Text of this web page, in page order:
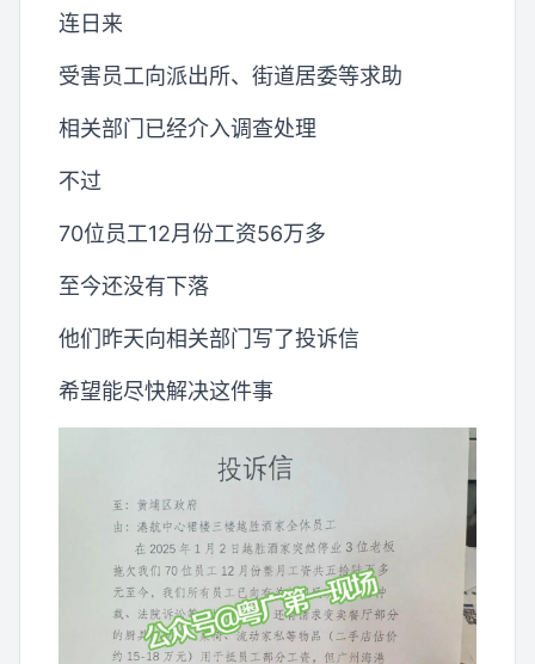
连日来
受害员工向派出所、街道居委等求助
相关部门已经介入调查处理
不过
70位员工12月份工资56万多
至今还没有下落
他们昨天向相关部门写了投诉信
希望能尽快解决这件事